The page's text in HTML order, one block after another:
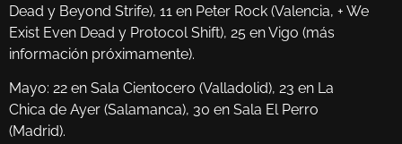
Dead y Beyond Strife), 11 en Peter Rock (Valencia, + We
Exist Even Dead y Protocol Shift), 25 en Vigo (más
información próximamente).
Mayo: 22 en Sala Cientocero (Valladolid), 23 en La
Chica de Ayer (Salamanca), 30 en Sala El Perro
(Madrid).